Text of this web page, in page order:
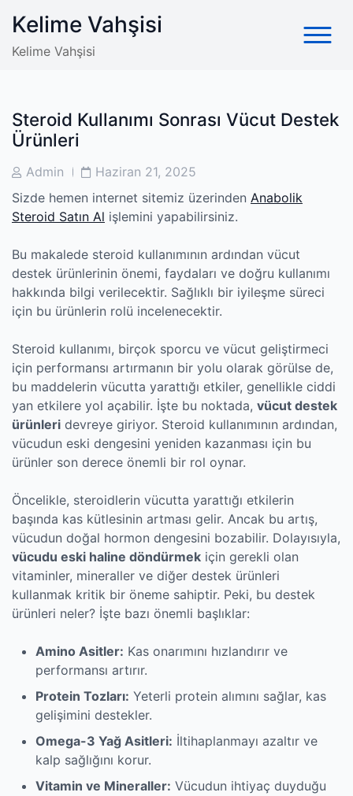
content
Kelime Vahşisi
Kelime Vahşisi
Steroid Kullanımı Sonrası Vücut Destek
Ürünleri
PostAdmin
PostHaziran 21, 2025
Sizde hemen internet sitemiz üzerinden Anabolik
Steroid Satın Al işlemini yapabilirsiniz.
Bu makalede steroid kullanımının ardından vücut
destek ürünlerinin önemi, faydaları ve doğru kullanımı
hakkında bilgi verilecektir. Sağlıklı bir iyileşme süreci
için bu ürünlerin rolü incelenecektir.
Steroid kullanımı, birçok sporcu ve vücut geliştirmeci
için performansı artırmanın bir yolu olarak görülse de,
bu maddelerin vücutta yarattığı etkiler, genellikle ciddi
yan etkilere yol açabilir. İşte bu noktada, vücut destek
ürünleri devreye giriyor. Steroid kullanımının ardından,
vücudun eski dengesini yeniden kazanması için bu
ürünler son derece önemli bir rol oynar.
Öncelikle, steroidlerin vücutta yarattığı etkilerin
başında kas kütlesinin artması gelir. Ancak bu artış,
vücudun doğal hormon dengesini bozabilir. Dolayısıyla,
vücudu eski haline döndürmek için gerekli olan
vitaminler, mineraller ve diğer destek ürünleri
kullanmak kritik bir öneme sahiptir. Peki, bu destek
ürünleri neler? İşte bazı önemli başlıklar:
Amino Asitler: Kas onarımını hızlandırır ve
performansı artırır.
Protein Tozları: Yeterli protein alımını sağlar, kas
gelişimini destekler.
Omega-3 Yağ Asitleri: İltihaplanmayı azaltır ve
kalp sağlığını korur.
Vitamin ve Mineraller: Vücudun ihtiyaç duyduğu